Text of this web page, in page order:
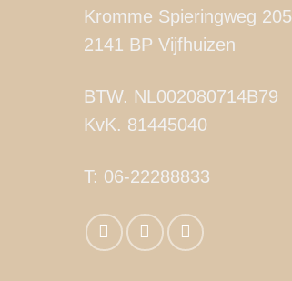
Kromme Spieringweg 205
2141 BP Vijfhuizen
BTW. NL002080714B79
KvK. 81445040
T: 06-22288833